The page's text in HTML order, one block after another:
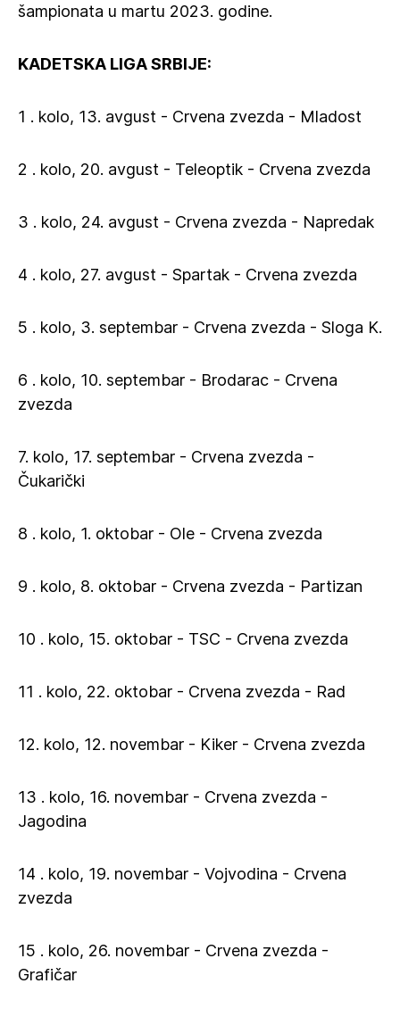
šampionata u martu 2023. godine.
KADETSKA LIGA SRBIJE:
1 . kolo, 13. avgust - Crvena zvezda - Mladost
2 . kolo, 20. avgust - Teleoptik - Crvena zvezda
3 . kolo, 24. avgust - Crvena zvezda - Napredak
4 . kolo, 27. avgust - Spartak - Crvena zvezda
5 . kolo, 3. septembar - Crvena zvezda - Sloga K.
6 . kolo, 10. septembar - Brodarac - Crvena
zvezda
7. kolo, 17. septembar - Crvena zvezda -
Čukarički
8 . kolo, 1. oktobar - Ole - Crvena zvezda
9 . kolo, 8. oktobar - Crvena zvezda - Partizan
10 . kolo, 15. oktobar - TSC - Crvena zvezda
11 . kolo, 22. oktobar - Crvena zvezda - Rad
12. kolo, 12. novembar - Kiker - Crvena zvezda
13 . kolo, 16. novembar - Crvena zvezda -
Jagodina
14 . kolo, 19. novembar - Vojvodina - Crvena
zvezda
15 . kolo, 26. novembar - Crvena zvezda -
Grafičar